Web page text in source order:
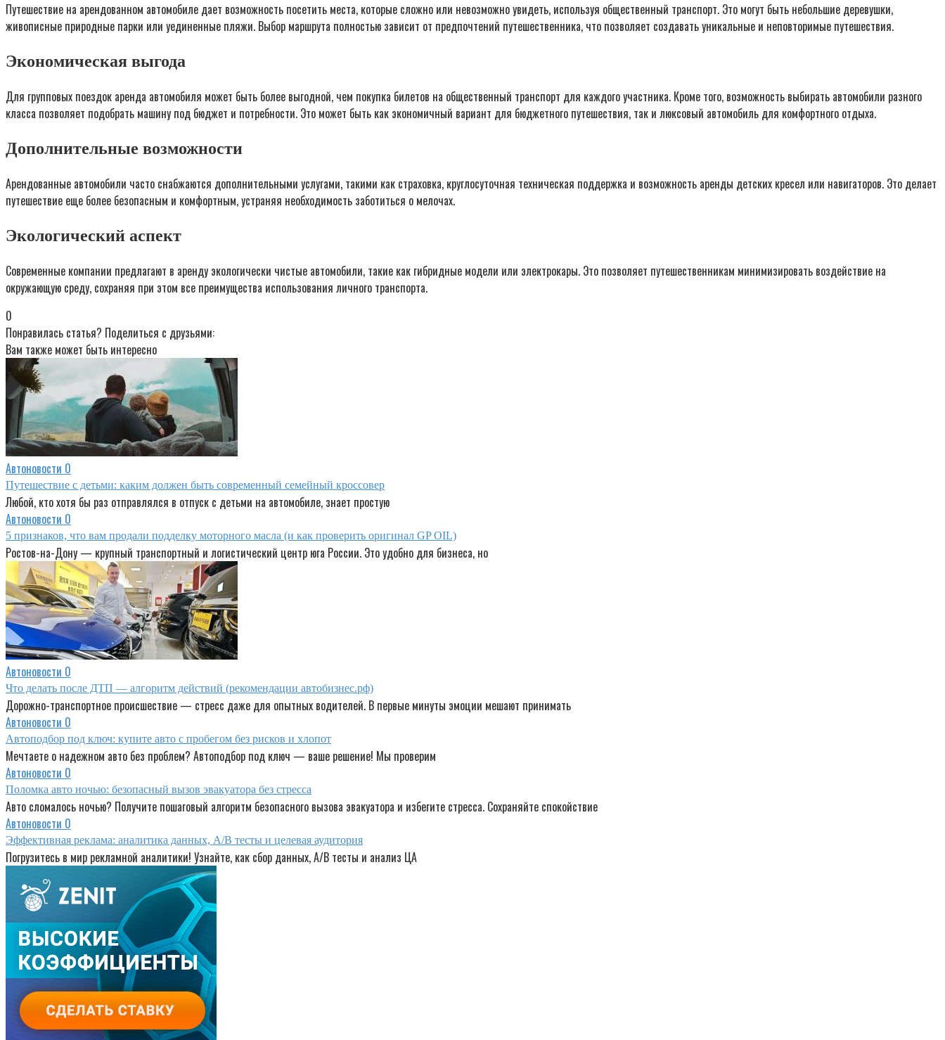
Путешествие на арендованном автомобиле дает возможность посетить места, которые сложно или невозможно увидеть, используя общественный транспорт. Это могут быть небольшие деревушки,
живописные природные парки или уединенные пляжи. Выбор маршрута полностью зависит от предпочтений путешественника, что позволяет создавать уникальные и неповторимые путешествия.
Экономическая выгода
Для групповых поездок аренда автомобиля может быть более выгодной, чем покупка билетов на общественный транспорт для каждого участника. Кроме того, возможность выбирать автомобили разного
класса позволяет подобрать машину под бюджет и потребности. Это может быть как экономичный вариант для бюджетного путешествия, так и люксовый автомобиль для комфортного отдыха.
Дополнительные возможности
Арендованные автомобили часто снабжаются дополнительными услугами, такими как страховка, круглосуточная техническая поддержка и возможность аренды детских кресел или навигаторов. Это делает
путешествие еще более безопасным и комфортным, устраняя необходимость заботиться о мелочах.
Экологический аспект
Современные компании предлагают в аренду экологически чистые автомобили, такие как гибридные модели или электрокары. Это позволяет путешественникам минимизировать воздействие на
окружающую среду, сохраняя при этом все преимущества использования личного транспорта.
0
Понравилась статья? Поделиться с друзьями:
Вам также может быть интересно
Автоновости 0
Путешествие с детьми: каким должен быть современный семейный кроссовер
Любой, кто хотя бы раз отправлялся в отпуск с детьми на автомобиле, знает простую
Автоновости 0
5 признаков, что вам продали подделку моторного масла (и как проверить оригинал GP OIL)
Ростов-на-Дону — крупный транспортный и логистический центр юга России. Это удобно для бизнеса, но
Автоновости 0
Что делать после ДТП — алгоритм действий (рекомендации автобизнес.рф)
Дорожно-транспортное происшествие — стресс даже для опытных водителей. В первые минуты эмоции мешают принимать
Автоновости 0
Автоподбор под ключ: купите авто с пробегом без рисков и хлопот
Мечтаете о надежном авто без проблем? Автоподбор под ключ — ваше решение! Мы проверим
Автоновости 0
Поломка авто ночью: безопасный вызов эвакуатора без стресса
Авто сломалось ночью? Получите пошаговый алгоритм безопасного вызова эвакуатора и избегите стресса. Сохраняйте спокойствие
Автоновости 0
Эффективная реклама: аналитика данных, A/B тесты и целевая аудитория
Погрузитесь в мир рекламной аналитики! Узнайте, как сбор данных, A/B тесты и анализ ЦА